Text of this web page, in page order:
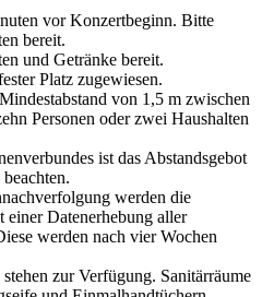
vor Konzertbeginn. Bitte
bereit.
und Getränke bereit.
Platz zugewiesen.
von 1,5 m zwischen
Personen oder zwei Haushalten
ist das Abstandsgebot
werden die
einer Datenerhebung aller
werden nach vier Wochen
zur Verfügung. Sanitärräume